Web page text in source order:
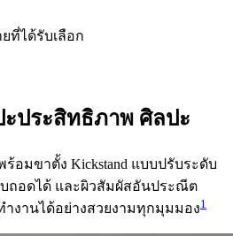
ที่ได้รับเลือก
ประสิทธิภาพ ศิลปะ
ร้อมขาตั้ง Kickstand แบบปรับระดับ
ถอดได้ และผิวสัมผัสอันประณีต
ำงานได้อย่างสวยงามทุกมุมมอง1